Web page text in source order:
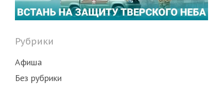
Рубрики
Афиша
Без рубрики